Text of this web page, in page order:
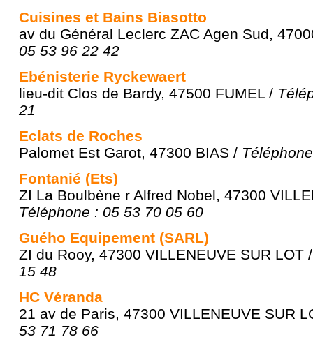
Cuisines et Bains Biasotto
av du Général Leclerc ZAC Agen Sud,
05 53 96 22 42
Ebénisterie Ryckewaert
lieu-dit Clos de Bardy, 47500 FUMEL /
21
Eclats de Roches
Palomet Est Garot, 47300 BIAS /
Fontanié (Ets)
ZI La Boulbène r Alfred Nobel, 47300
Téléphone : 05 53 70 05 60
Guého Equipement (SARL)
ZI du Rooy, 47300 VILLENEUVE SUR LOT
15 48
HC Véranda
21 av de Paris, 47300 VILLENEUVE SUR
53 71 78 66